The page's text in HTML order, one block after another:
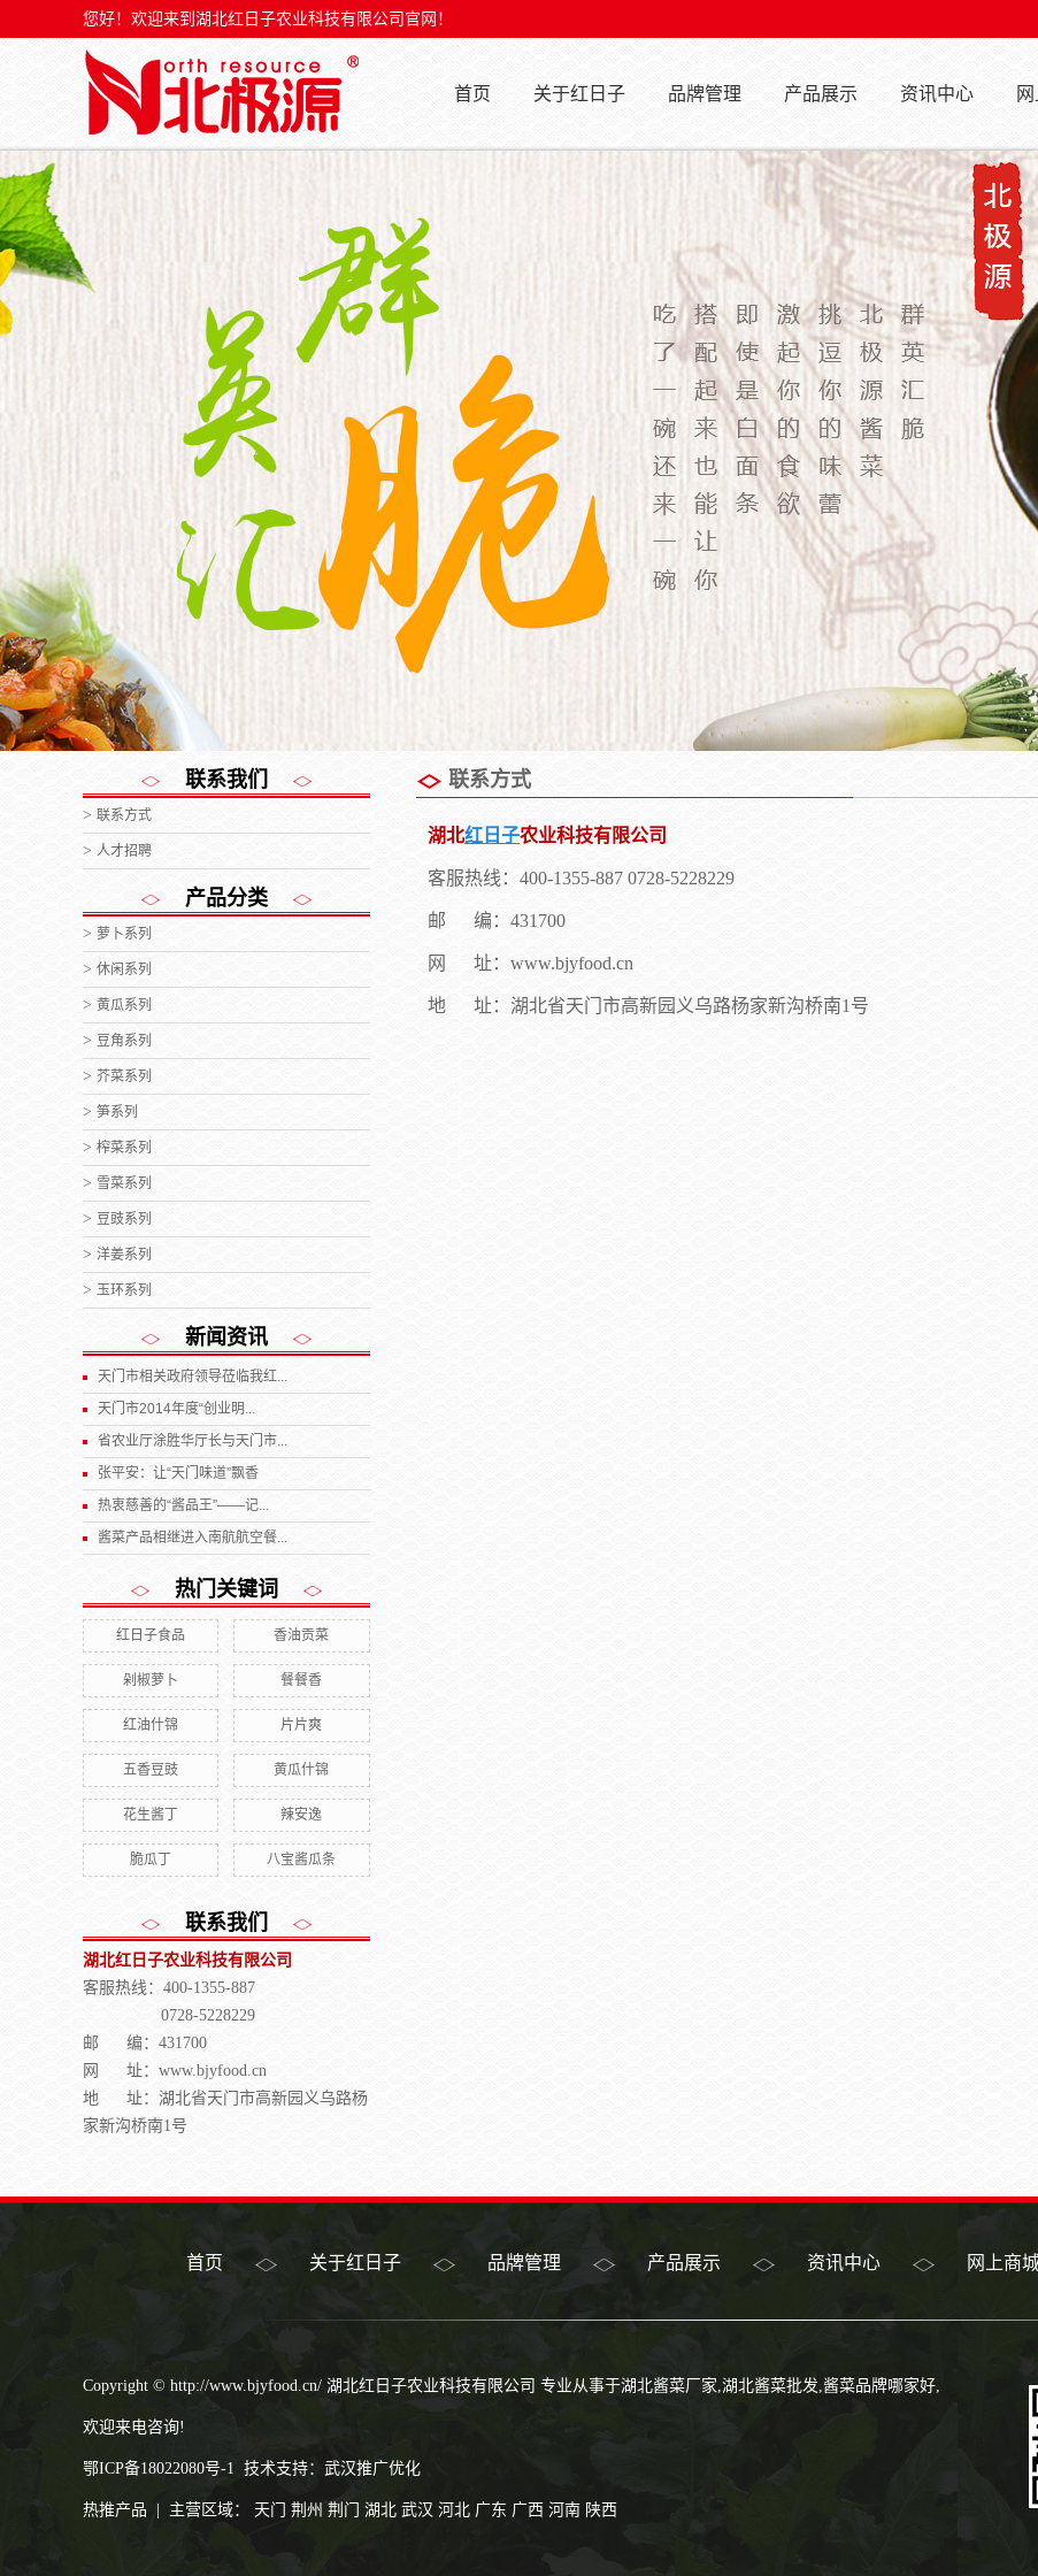
您好！欢迎来到湖北红日子农业科技有限公司官网！
首页 关于红日子 品牌管理 产品展示 资讯中心
联系我们
联系方式
人才招聘
产品分类
萝卜系列
休闲系列
黄瓜系列
豆角系列
芥菜系列
笋系列
榨菜系列
雪菜系列
豆豉系列
洋姜系列
玉环系列
新闻资讯
天门市相关政府领导莅临我红...
天门市2014年度“创业明...
省农业厅涂胜华厅长与天门市...
张平安：让“天门味道”飘香
热衷慈善的“酱品王”——记...
酱菜产品相继进入南航航空餐...
热门关键词
红日子食品 香油贡菜
剁椒萝卜 餐餐香
红油什锦 片片爽
五香豆豉 黄瓜什锦
花生酱丁 辣安逸
脆瓜丁 八宝酱瓜条
联系我们
湖北红日子农业科技有限公司
客服热线：400-1355-887
0728-5228229
邮 编：431700
网 址：www.bjyfood.cn
地 址：湖北省天门市高新园义乌路杨
家新沟桥南1号
联系方式
湖北红日子农业科技有限公司
客服热线：400-1355-887 0728-5228229
邮 编：431700
网 址：www.bjyfood.cn
地 址：湖北省天门市高新园义乌路杨家新沟桥南1号
首页 关于红日子 品牌管理 产品展示 资讯中心 网上商
Copyright © http://www.bjyfood.cn/ 湖北红日子农业科技有限公司 专业从事于湖北酱菜厂家,湖北酱菜批发,酱菜品牌哪家好,
欢迎来电咨询!
鄂ICP备18022080号-1 技术支持： 武汉推广优化
热推产品 | 主营区域： 天门 荆州 荆门 湖北 武汉 河北 广东 广西 河南 陕西